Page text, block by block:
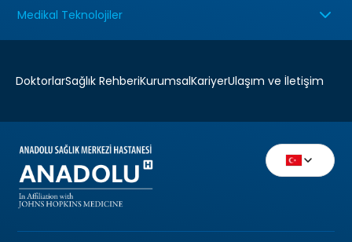
Medikal Teknolojiler
DoktorlarSağlık RehberiKurumsalKariyerUlaşım ve İletişim